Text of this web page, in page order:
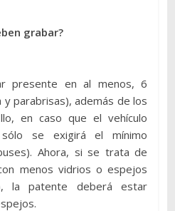
grabar?
presente en al menos, 6
parabrisas), además de los
en caso que el vehículo
se exigirá el mínimo
Ahora, si se trata de
menos vidrios o espejos
la patente deberá estar